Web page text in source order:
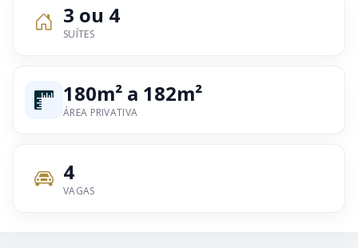
3 ou 4
SUÍTES
180m² a 182m²
ÁREA PRIVATIVA
4
VAGAS